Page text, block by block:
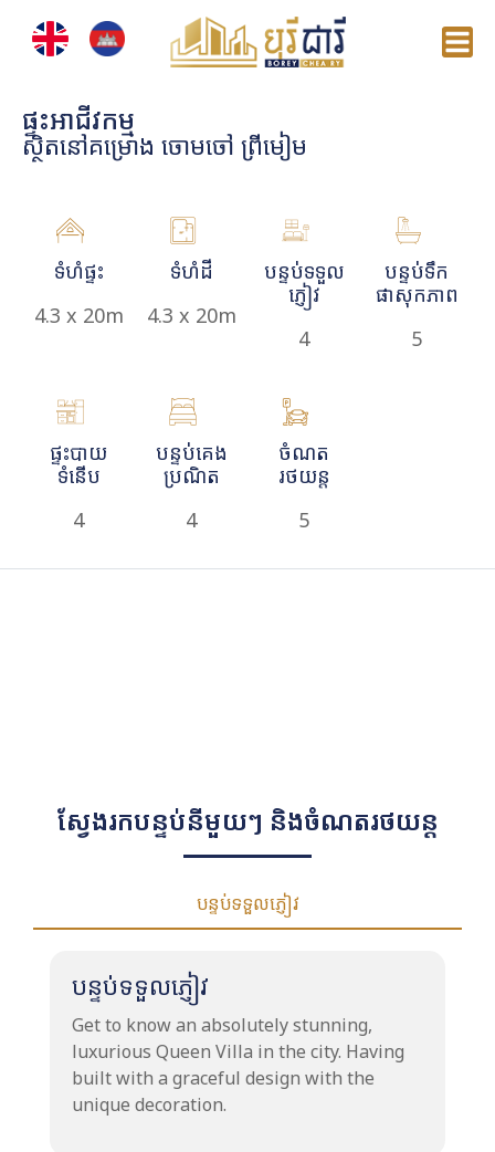
ផ្ទះអាជីវកម្ម
ស្ថិតនៅគម្រោង ចោមចៅ ព្រីមៀម
ទំហំផ្ទះ
4.3 x 20m
ទំហំដី
4.3 x 20m
បន្ទប់ទទួល
ភ្ញៀវ
4
បន្ទប់ទឹក
ផាសុកភាព
5
ផ្ទះបាយ
ទំនើប
4
បន្ទប់គេង
ប្រណិត
4
ចំណត
រថយន្ត
5
ស្វែងរកបន្ទប់នីមួយៗ និងចំណតរថយន្ត
បន្ទប់ទទួលភ្ញៀវ
បន្ទប់ទទួលភ្ញៀវ
Get to know an absolutely stunning,
luxurious Queen Villa in the city. Having
built with a graceful design with the
unique decoration.